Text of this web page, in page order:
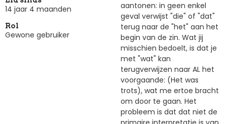
14 jaar 4 maanden
Rol
Gewone gebruiker
aantonen: in geen enkel
geval verwijst "die" of "dat"
terug naar de "het" aan het
begin van de zin. Wat jij
misschien bedoelt, is dat je
met "wat" kan
terugverwijzen naar AL het
voorgaande: (Het was
trots), wat me ertoe bracht
om door te gaan. Het
probleem is dat dat niet de